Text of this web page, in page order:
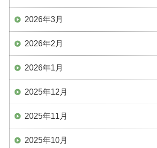
2026年3月
2026年2月
2026年1月
2025年12月
2025年11月
2025年10月